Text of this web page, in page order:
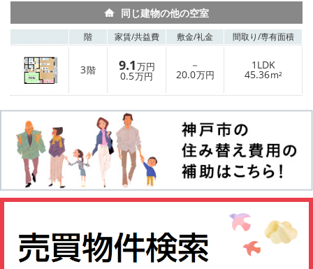
同じ建物の他の空室
階 家賃/共益費 敷金/礼金 間取り/専有面積
3階 9.1万円
0.5万円
－
20.0万円
1LDK
45.36m²